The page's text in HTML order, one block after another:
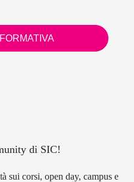
di SIC!
sui corsi, open day, campus e